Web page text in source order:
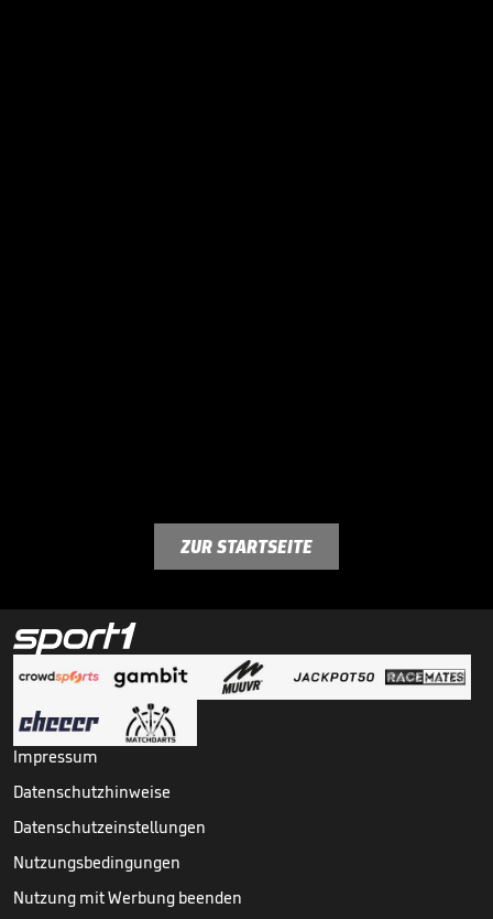
ZUR STARTSEITE
Impressum
Datenschutzhinweise
Datenschutzeinstellungen
Nutzungsbedingungen
Nutzung mit Werbung beenden